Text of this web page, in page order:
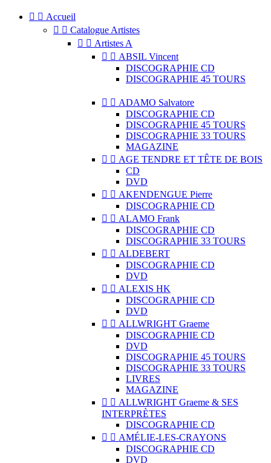
  Accueil
  Catalogue Artistes
  Artistes A
  ABSIL Vincent
DISCOGRAPHIE CD
DISCOGRAPHIE 45 TOURS
  ADAMO Salvatore
DISCOGRAPHIE CD
DISCOGRAPHIE 45 TOURS
DISCOGRAPHIE 33 TOURS
MAGAZINE
  AGE TENDRE ET TÊTE DE BOIS
CD
DVD
  AKENDENGUE Pierre
DISCOGRAPHIE CD
  ALAMO Frank
DISCOGRAPHIE CD
DISCOGRAPHIE 33 TOURS
  ALDEBERT
DISCOGRAPHIE CD
DVD
  ALEXIS HK
DISCOGRAPHIE CD
DVD
  ALLWRIGHT Graeme
DISCOGRAPHIE CD
DVD
DISCOGRAPHIE 45 TOURS
DISCOGRAPHIE 33 TOURS
LIVRES
MAGAZINE
  ALLWRIGHT Graeme & SES
INTERPRÈTES
DISCOGRAPHIE CD
  AMÉLIE-LES-CRAYONS
DISCOGRAPHIE CD
DVD